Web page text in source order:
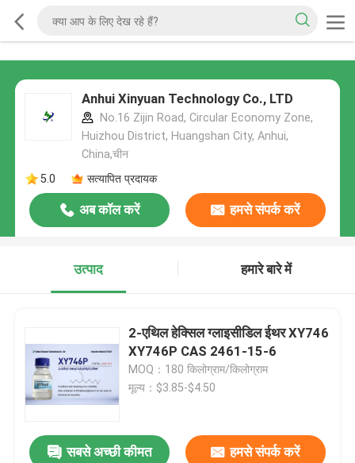
Anhui Xinyuan Technology Co., LTD
No.16 Zijin Road, Circular Economy Zone,
Huizhou District, Huangshan City, Anhui,
China,चीन
5.0
सत्यापित प्रदायक
अब कॉल करें हमसे संपर्क करें
उत्पाद हमारे बारे में
2-एथिल हेक्सिल ग्लाइसीडिल ईथर XY746
XY746P CAS 2461-15-6
MOQ：180 किलोग्राम/किलोग्राम
मूल्य：$3.85-$4.50
सबसे अच्छी कीमत हमसे संपर्क करें